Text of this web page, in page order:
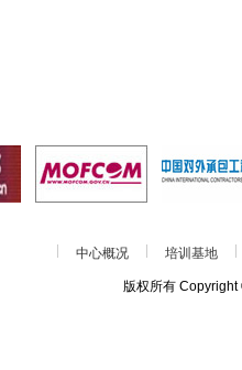
中心概况 培训基地
版权所有